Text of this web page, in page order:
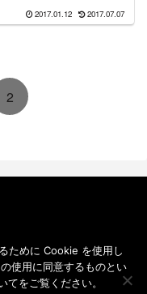
2017.01.12 2017.07.07
2
ために Cookie を使用し
使用に同意するものとい
てをご覧ください。